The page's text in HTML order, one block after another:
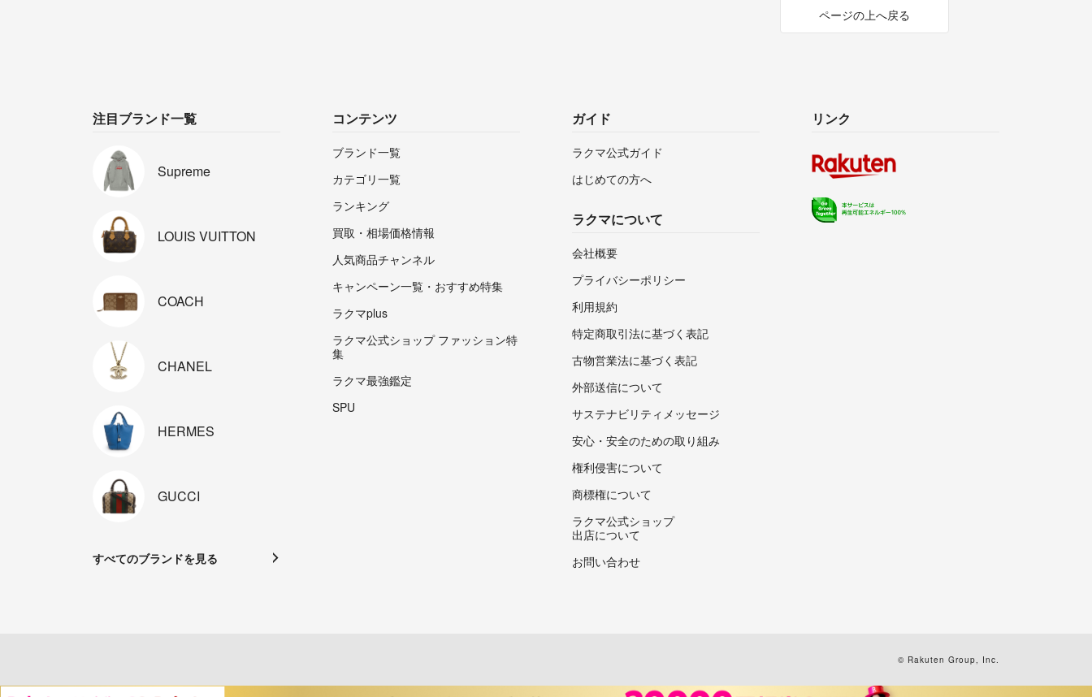
ページの上へ戻る
注目ブランド一覧
Supreme
LOUIS VUITTON
COACH
CHANEL
HERMES
GUCCI
すべてのブランドを見る
コンテンツ
ブランド一覧
カテゴリ一覧
ランキング
買取・相場価格情報
人気商品チャンネル
キャンペーン一覧・おすすめ特集
ラクマplus
ラクマ公式ショップ ファッション特
集
ラクマ最強鑑定
SPU
ガイド
ラクマ公式ガイド
はじめての方へ
ラクマについて
会社概要
プライバシーポリシー
利用規約
特定商取引法に基づく表記
古物営業法に基づく表記
外部送信について
サステナビリティメッセージ
安心・安全のための取り組み
権利侵害について
商標権について
ラクマ公式ショップ
出店について
お問い合わせ
リンク
© Rakuten Group, Inc.